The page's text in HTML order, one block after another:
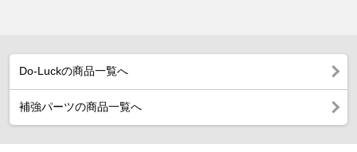
Do-Luckの商品一覧へ
補強パーツの商品一覧へ